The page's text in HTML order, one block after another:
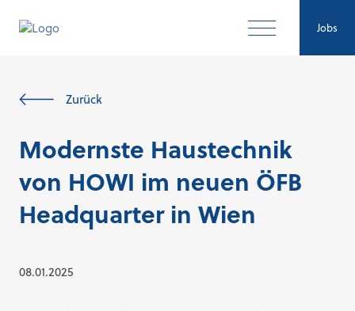
Jobs
Zurück
Modernste Haustechnik
von HOWI im neuen ÖFB
Headquarter in Wien
08.01.2025